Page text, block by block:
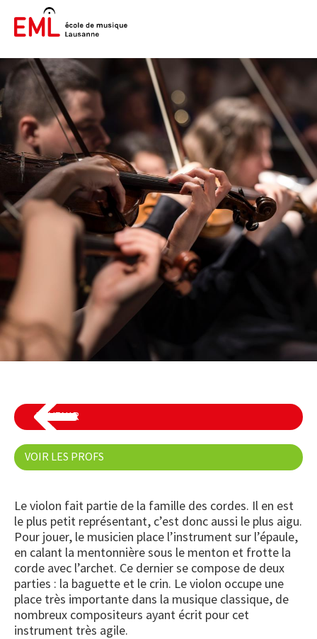
REVENIR
VOIR LES PROFS
Le violon fait partie de la famille des cordes. Il en est
le plus petit représentant, c’est donc aussi le plus aigu.
Pour jouer, le musicien place l’instrument sur l’épaule,
en calant la mentonnière sous le menton et frotte la
corde avec l’archet. Ce dernier se compose de deux
parties : la baguette et le crin. Le violon occupe une
place très importante dans la musique classique, de
nombreux compositeurs ayant écrit pour cet
instrument très agile.